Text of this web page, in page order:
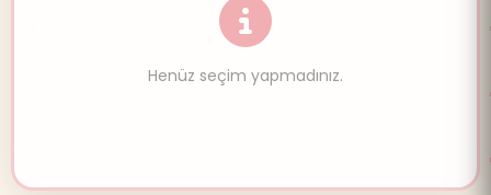
Henüz seçim yapmadınız.